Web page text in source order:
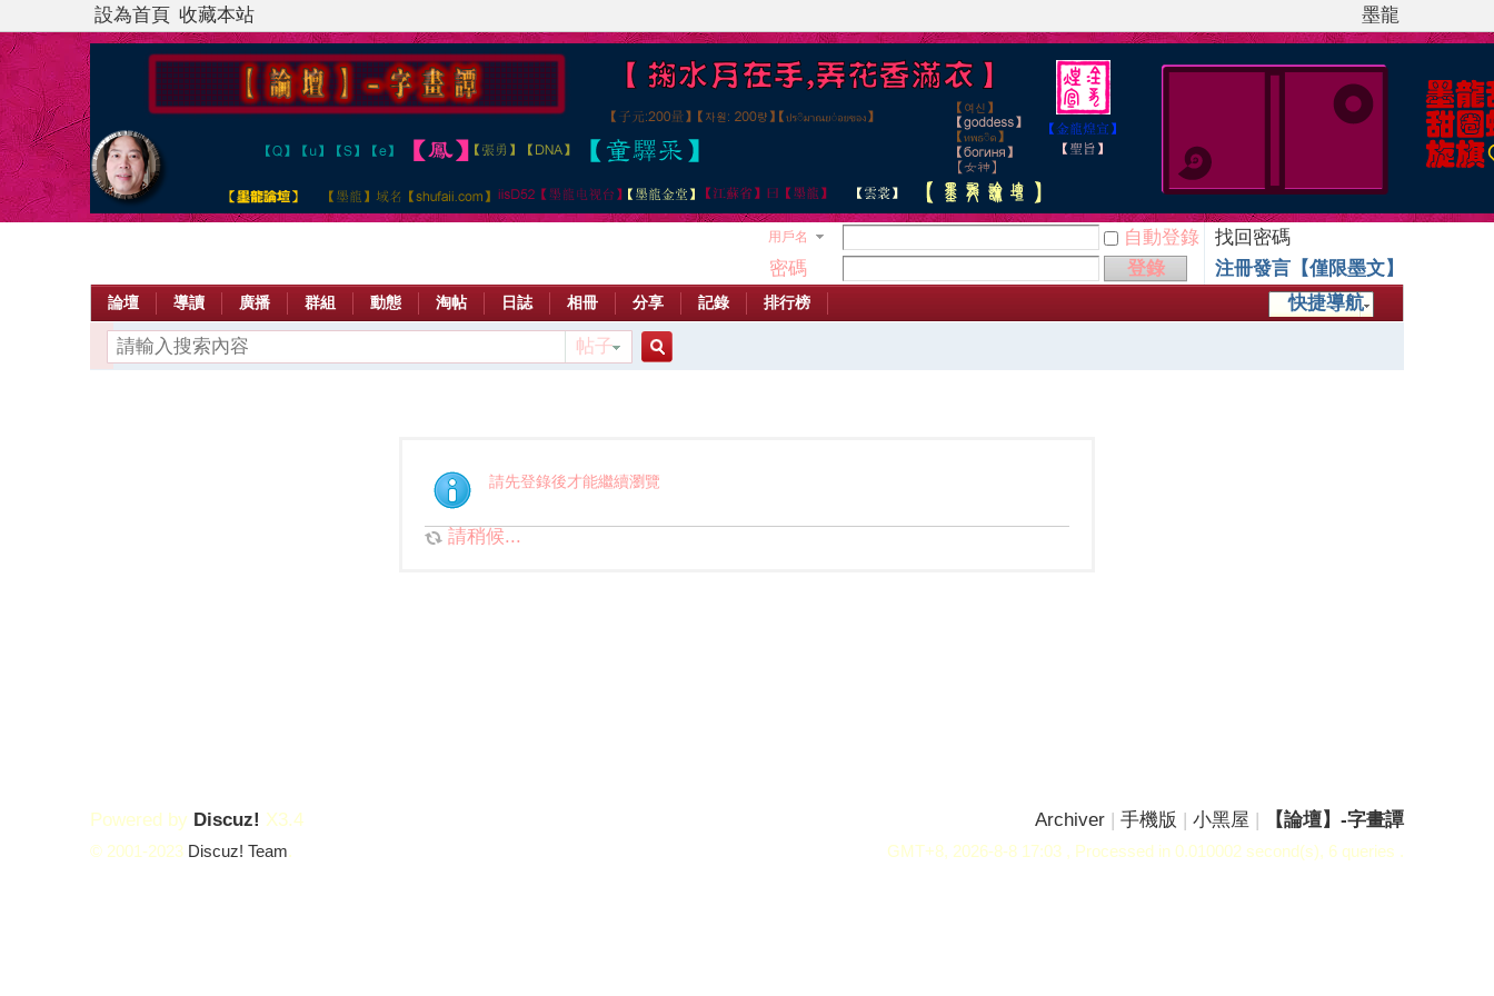
設為首頁 收藏本站 墨龍
用戶名 自動登錄
找回密碼
密碼
登錄
注冊發言【僅限墨文】
快捷導航
論壇 導讀 廣播 群組 動態 淘帖 日誌 相冊 分享 記錄 排行榜
帖子
索
請先登錄後才能繼續瀏覽
請稍候...
Archiver | 手機版 | 小黑屋 | 【論壇】-字畫譚
GMT+8, 2026-8-8 17:03 , Processed in 0.010002 second(s), 6 queries .
Powered by Discuz! X3.4
© 2001-2023 Discuz! Team.